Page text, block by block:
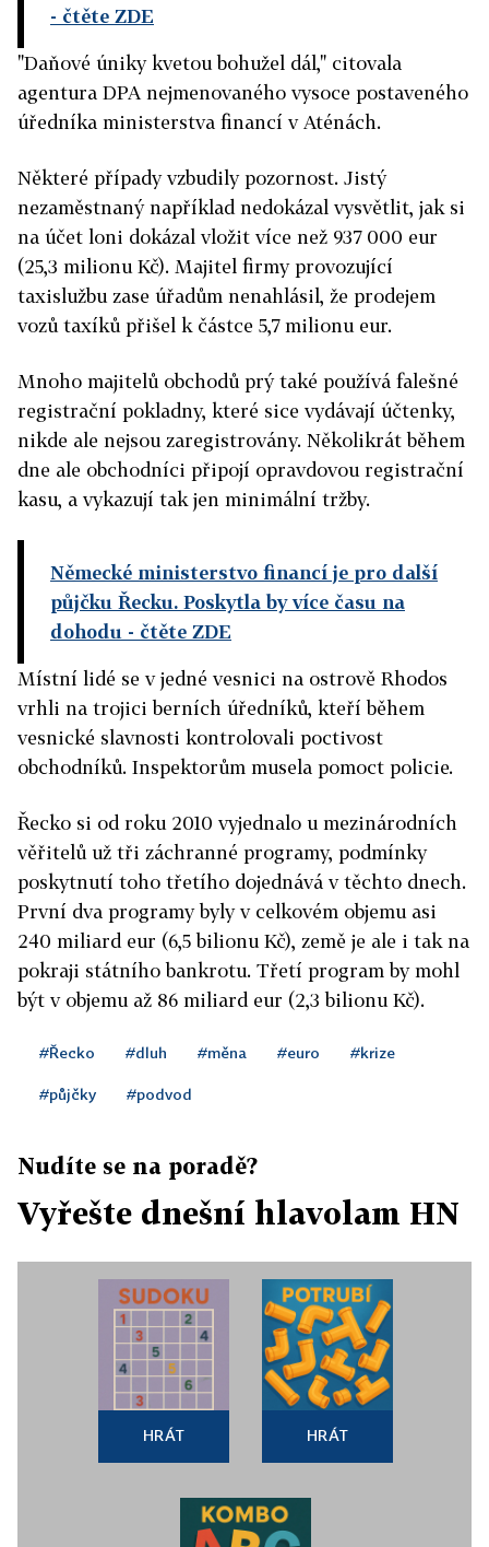
- čtěte ZDE
"Daňové úniky kvetou bohužel dál," citovala
agentura DPA nejmenovaného vysoce postaveného
úředníka ministerstva financí v Aténách.
Některé případy vzbudily pozornost. Jistý
nezaměstnaný například nedokázal vysvětlit, jak si
na účet loni dokázal vložit více než 937 000 eur
(25,3 milionu Kč). Majitel firmy provozující
taxislužbu zase úřadům nenahlásil, že prodejem
vozů taxíků přišel k částce 5,7 milionu eur.
Mnoho majitelů obchodů prý také používá falešné
registrační pokladny, které sice vydávají účtenky,
nikde ale nejsou zaregistrovány. Několikrát během
dne ale obchodníci připojí opravdovou registrační
kasu, a vykazují tak jen minimální tržby.
Německé ministerstvo financí je pro další
půjčku Řecku. Poskytla by více času na
dohodu - čtěte ZDE
Místní lidé se v jedné vesnici na ostrově Rhodos
vrhli na trojici berních úředníků, kteří během
vesnické slavnosti kontrolovali poctivost
obchodníků. Inspektorům musela pomoct policie.
Řecko si od roku 2010 vyjednalo u mezinárodních
věřitelů už tři záchranné programy, podmínky
poskytnutí toho třetího dojednává v těchto dnech.
První dva programy byly v celkovém objemu asi
240 miliard eur (6,5 bilionu Kč), země je ale i tak na
pokraji státního bankrotu. Třetí program by mohl
být v objemu až 86 miliard eur (2,3 bilionu Kč).
#Řecko #dluh #měna #euro #krize
#půjčky #podvod
Nudíte se na poradě?
Vyřešte dnešní hlavolam HN
HRÁT HRÁT